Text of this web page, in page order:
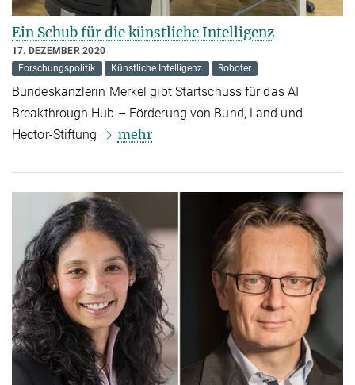
Ein Schub für die künstliche Intelligenz
17. DEZEMBER 2020
Forschungspolitik
Künstliche Intelligenz Roboter
Bundeskanzlerin Merkel gibt Startschuss für das AI
Breakthrough Hub – Förderung von Bund, Land und
Hector-Stiftung
mehr